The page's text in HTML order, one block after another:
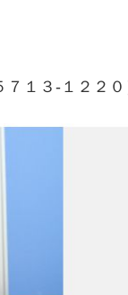
１３-１２２